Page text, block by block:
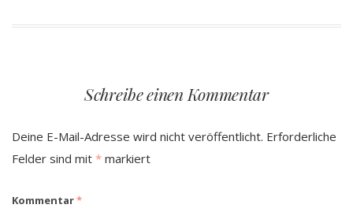
Schreibe einen Kommentar
Deine E-Mail-Adresse wird nicht veröffentlicht. Erforderliche
Felder sind mit * markiert
Kommentar*